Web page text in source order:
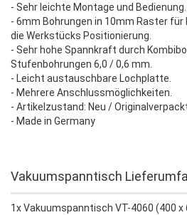
- Sehr leichte Montage und Bedienung.
- 6mm Bohrungen in 10mm Raster
die Werkstücks Positionierung.
- Sehr hohe Spannkraft durch
Stufenbohrungen 6,0 / 0,6 mm.
- Leicht austauschbare Lochplatte.
- Mehrere Anschlussmöglichkeiten.
- Artikelzustand: Neu /
- Made in Germany
Vakuumspanntisch
1x Vakuumspanntisch VT-4060 (400 x